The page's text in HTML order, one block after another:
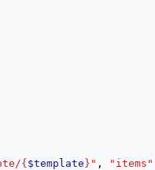
{ $template } " , "items"